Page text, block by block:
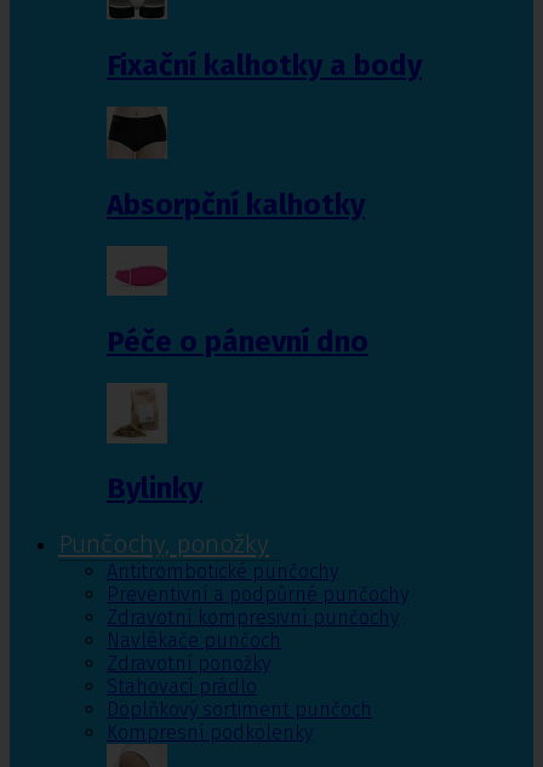
Fixační kalhotky a body
Absorpční kalhotky
Péče o pánevní dno
Bylinky
Punčochy, ponožky
Antitrombotické punčochy
Preventivní a podpůrné punčochy
Zdravotní kompresivní punčochy
Navlékače punčoch
Zdravotní ponožky
Stahovací prádlo
Doplňkový sortiment punčoch
Kompresní podkolenky